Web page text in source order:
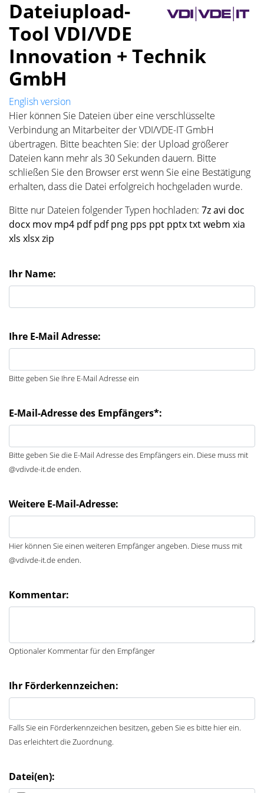
Dateiupload-
Tool VDI/VDE
Innovation + Technik
GmbH
English version
Hier können Sie Dateien über eine verschlüsselte
Verbindung an Mitarbeiter der VDI/VDE-IT GmbH
übertragen. Bitte beachten Sie: der Upload größerer
Dateien kann mehr als 30 Sekunden dauern. Bitte
schließen Sie den Browser erst wenn Sie eine Bestätigung
erhalten, dass die Datei erfolgreich hochgeladen wurde.
Bitte nur Dateien folgender Typen hochladen: 7z avi doc
docx mov mp4 pdf pdf png pps ppt pptx txt webm xia
xls xlsx zip
Ihr Name:
Ihre E-Mail Adresse:
Bitte geben Sie Ihre E-Mail Adresse ein
E-Mail-Adresse des Empfängers*:
Bitte geben Sie die E-Mail Adresse des Empfängers ein. Diese muss mit
@vdivde-it.de enden.
Weitere E-Mail-Adresse:
Hier können Sie einen weiteren Empfänger angeben. Diese muss mit
@vdivde-it.de enden.
Kommentar:
Optionaler Kommentar für den Empfänger
Ihr Förderkennzeichen:
Falls Sie ein Förderkennzeichen besitzen, geben Sie es bitte hier ein.
Das erleichtert die Zuordnung.
Datei(en):